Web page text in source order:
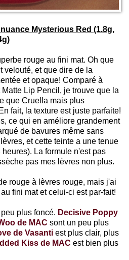
Mysterious Red (1.8g,
rouge au fini mat. Oh que
velouté, et que dire de la
et opaque! Comparé à
Lip Pencil, je trouve que la
que Cruella mais plus
fait, la texture est juste parfaite!
ce qui en améliore grandement
de bavures même sans
et cette teinte a une tenue
La formule n'est pas
pas mes lèvres non plus.
rouge à lèvres rouge, mais j'ai
fini mat et celui-ci est par-fait!
plus foncé. Decisive Poppy
de MAC sont un peu plus
de Vasanti est plus clair, plus
Kiss de MAC est bien plus